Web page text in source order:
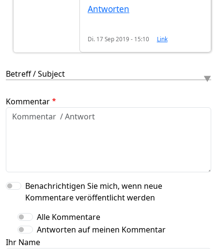
Antworten
Di. 17 Sep 2019 - 15:10 Link
Betreff / Subject
Kommentar
Benachrichtigen Sie mich, wenn neue
Kommentare veröffentlicht werden
Alle Kommentare
Antworten auf meinen Kommentar
Ihr Name